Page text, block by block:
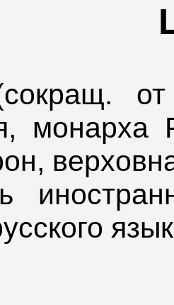
монарха